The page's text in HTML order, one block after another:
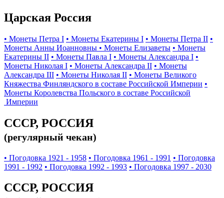
Царская Россия
• Монеты Петра I • Монеты Екатерины I • Монеты Петра II •
Монеты Анны Иоанновны • Монеты Елизаветы • Монеты
Екатерины II • Монеты Павла I • Монеты Александра I •
Монеты Николая I • Монеты Александра II • Монеты
Александра III • Монеты Николая II • Монеты Великого
Княжества Финляндского в составе Российской Империи •
Монеты Королевства Польского в составе Российской
Империи
СССР, РОССИЯ
(регулярный чекан)
• Погодовка 1921 - 1958 • Погодовка 1961 - 1991 • Погодовка
1991 - 1992 • Погодовка 1992 - 1993 • Погодовка 1997 - 2030
СССР, РОССИЯ